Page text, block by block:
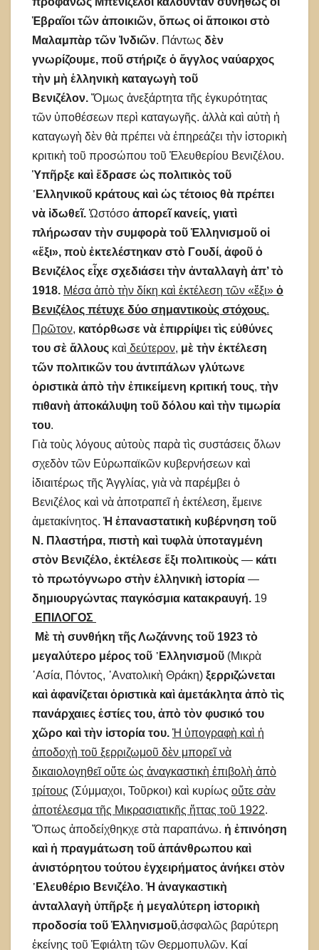
Ἑβραῖοι τῶν ἀποικιῶν, ὅπως οἱ ἄποικοι στὸ
Μαλαμπὰρ τῶν Ἰνδιῶν. Πάντως δὲν
γνωρίζουμε, ποῦ στήριζε ὁ ἄγγλος ναύαρχος
τὴν μὴ ἑλληνικὴ καταγωγὴ τοῦ
Βενιζέλον. Ὅμως ἀνεξάρτητα τῆς ἐγκυρότητας
τῶν ὑποθέσεων περὶ καταγωγῆς. ἀλλὰ καὶ αὐτὴ ἡ
καταγωγὴ δὲν θὰ πρέπει νὰ ἐπηρεάζει τὴν ἱστορικὴ
κριτικὴ τοῦ προσώπου τοῦ Ἐλευθερίου Βενιζέλου.
Ὑπῆρξε καὶ ἔδρασε ὡς πολιτικὸς τοῦ
᾿Ελληνικοῦ κράτους καὶ ὡς τέτοιος θὰ πρέπει
νὰ ἰδωθεῖ. Ὡστόσο ἀπορεῖ κανείς, γιατὶ
πλήρωσαν τὴν συμφορὰ τοῦ Ἑλληνισμοῦ οἱ
«ἕξι», ποὺ ἐκτελέστηκαν στὸ Γουδί, ἀφοῦ ὁ
Βενιζέλος εἶχε σχεδιάσει τὴν ἀνταλλαγὴ ἀπ’ τὸ
1918. Μέσα ἀπὸ τὴν δίκη καὶ ἐκτέλεση τῶν «ἕξι» ὁ
Βενιζέλος πέτυχε δύο σημαντικοὺς στόχους.
Πρῶτον, κατόρθωσε νὰ ἐπιρρίψει τὶς εὐθύνες
του σὲ ἄλλους καὶ δεύτερον, μὲ τὴν ἐκτέλεση
τῶν πολιτικῶν του ἀντιπάλων γλύτωνε
ὁριστικὰ ἀπὸ τὴν ἐπικείμενη κριτική τους, τὴν
πιθανὴ ἀποκάλυψη τοῦ δόλου καὶ τὴν τιμωρία
του.
Γιὰ τοὺς λόγους αὐτοὺς παρὰ τὶς συστάσεις ὅλων
σχεδὸν τῶν Εὐρωπαϊκῶν κυβερνήσεων καὶ
ἰδιαιτέρως τῆς Ἀγγλίας, γιὰ νὰ παρέμβει ὁ
Βενιζέλος καὶ νὰ ἀποτραπεῖ ἡ ἐκτέλεση, ἔμεινε
ἀμετακίνητος. Ἡ ἐπαναστατικὴ κυβέρνηση τοῦ
Ν. Πλαστήρα, πιστὴ καὶ τυφλὰ ὑποταγμένη
στὸν Βενιζέλο, ἐκτέλεσε ἕξι πολιτικοὺς — κάτι
τὸ πρωτόγνωρο στὴν ἑλληνικὴ ἱστορία —
δημιουργώντας παγκόσμια κατακραυγή. 19
ΕΠΙΛΟΓΟΣ
Μὲ τὴ συνθήκη τῆς Λωζάννης τοῦ 1923 τὸ
μεγαλύτερο μέρος τοῦ ᾿Ελληνισμοῦ (Μικρὰ
᾿Ασία, Πόντος, ᾿Ανατολικὴ Θράκη) ξερριζώνεται
καὶ ἀφανίζεται ὁριστικὰ καὶ ἀμετάκλητα ἀπὸ τὶς
πανάρχαιες ἑστίες του, ἀπὸ τὸν φυσικό του
χῶρο καὶ τὴν ἱστορία του. Ἡ ὑπογραφὴ καὶ ἡ
ἀποδοχὴ τοῦ ξερριζωμοῦ δὲν μπορεῖ νὰ
δικαιολογηθεῖ οὔτε ὡς ἀναγκαστικὴ ἐπιβολὴ ἀπὸ
τρίτους (Σύμμαχοι, Τοῦρκοι) καὶ κυρίως οὔτε σὰν
ἀποτέλεσμα τῆς Μικρασιατικῆς ἥττας τοῦ 1922.
Ὅπως ἀποδείχθηκχε στὰ παραπάνω. ἡ ἐπινόηση
καὶ ἡ πραγμάτωση τοῦ ἀπάνθρωπου καὶ
ἀνιστόρητου τούτου ἐγχειρήματος ἀνήκει στὸν
᾿Ελευθέριο Βενιζέλο. Ἡ ἀναγκαστικὴ
ἀνταλλαγὴ ὑπῆρξε ἡ μεγαλύτερη ἱστορικὴ
προδοσία τοῦ Ἑλληνισμοῦ,ἀσφαλῶς βαρύτερη
ἐκείνης τοῦ Ἐφιάλτη τῶν Θερμοπυλῶν. Καί